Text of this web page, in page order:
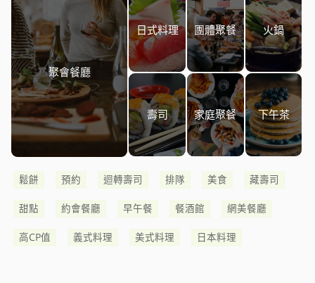
聚會餐廳
日式料理 團體聚餐 火鍋
壽司 家庭聚餐 下午茶
鬆餅 預約 迴轉壽司 排隊 美食 藏壽司
甜點 約會餐廳 早午餐 餐酒館 網美餐廳
高CP值 義式料理 美式料理 日本料理